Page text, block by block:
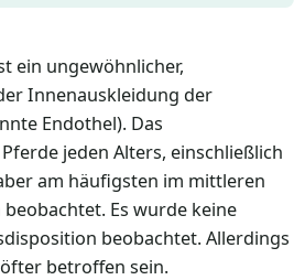
ein ungewöhnlicher,
Innenauskleidung der
Endothel). Das
jeden Alters, einschließlich
am häufigsten im mittleren
Es wurde keine
beobachtet. Allerdings
betroffen sein.